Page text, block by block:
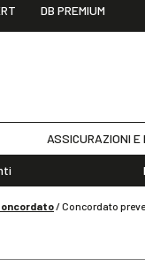
/ 17 settembre
DB PREMIUM
ASSICURAZIONI E
/Concordato